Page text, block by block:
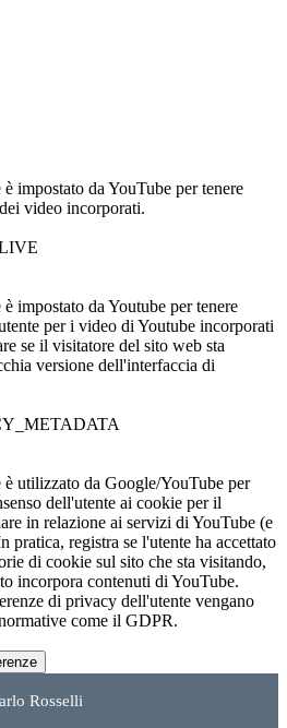
impostato da YouTube per tenere
video incorporati.
impostato da Youtube per tenere
per i video di Youtube incorporati
se il visitatore del sito web sta
versione dell'interfaccia di
è utilizzato da Google/YouTube per
dell'utente ai cookie per il
in relazione ai servizi di YouTube (e
pratica, registra se l'utente ha accettato
di cookie sul sito che sta visitando,
incorpora contenuti di YouTube.
di privacy dell'utente vengano
come il GDPR.
Rosselli